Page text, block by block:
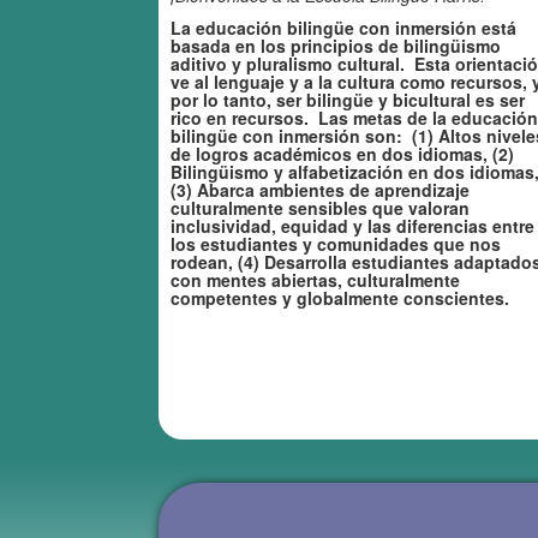
La educación bilingüe con inmersión está
basada en los principios de bilingüismo
aditivo y pluralismo cultural. Esta
ve al lenguaje y a la cultura como recursos,
por lo tanto, ser bilingüe y bicultural es ser
rico en recursos. Las metas de la educación
bilingüe con inmersión son: (1) Altos
de logros académicos en dos idiomas, (2)
Bilingüismo y alfabetización en dos idiomas,
(3) Abarca ambientes de aprendizaje
culturalmente sensibles que valoran
inclusividad, equidad y las diferencias entre
los estudiantes y comunidades que nos
rodean, (4) Desarrolla estudiantes
con mentes abiertas, culturalmente
competentes y globalmente conscientes.